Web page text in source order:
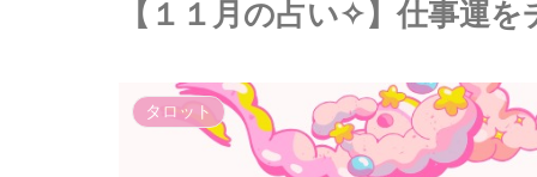
【１１月の占い✧】仕事運
タロット